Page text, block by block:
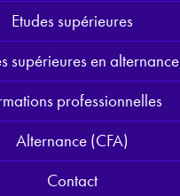
Etudes supérieures
supérieures en alternance
professionnelles
Alternance (CFA)
Contact